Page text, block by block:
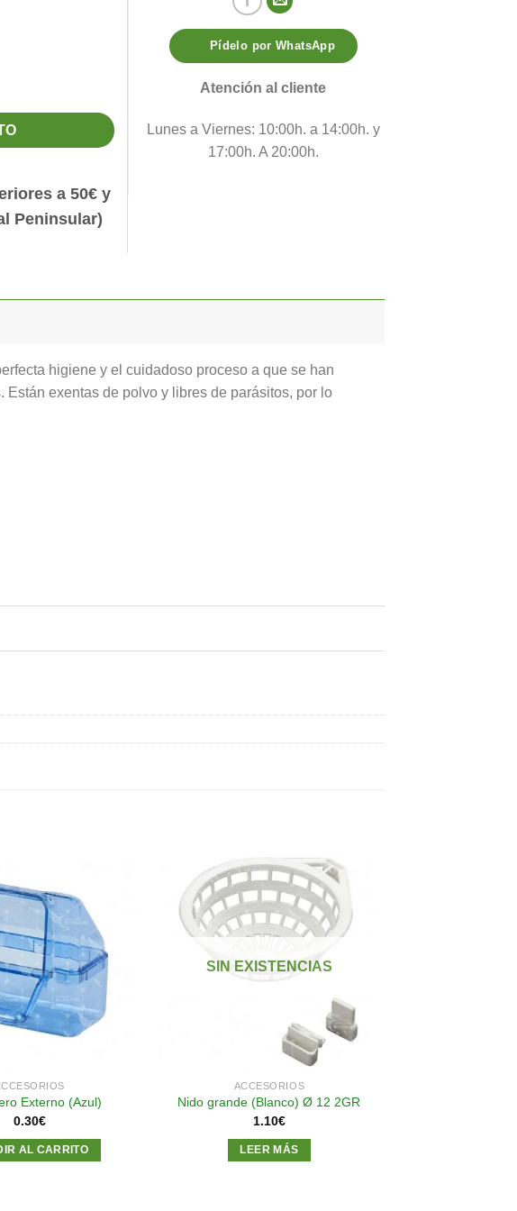
a 50€ y
Peninsular)
Pídelo por WhatsApp
Atención al cliente
Lunes a Viernes: 10:00h. a 14:00h. y
17:00h. A 20:00h.
higiene y el cuidadoso proceso a que se han
exentas de polvo y libres de parásitos, por lo
Añadir
a la
lista de
deseos
Externo (Azul)
0.30€
AL CARRITO
Añadir
deseos
SIN EXISTENCIAS
ACCESORIOS
Nido grande (Blanco) Ø 12 2GR
1.10€
LEER MÁS